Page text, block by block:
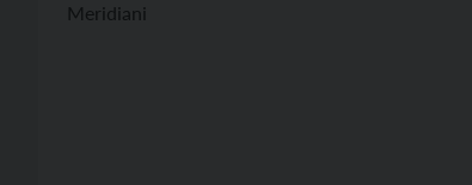
Meridiani